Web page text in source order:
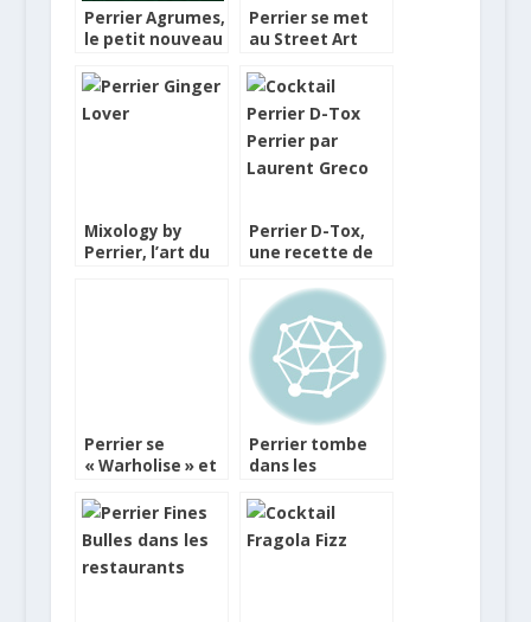
Perrier Agrumes,
le petit nouveau
« Aro »
Perrier se met
au Street Art
Mixology by
Perrier, l’art du
Perrier D-Tox,
une recette de
Mixology by
Perrier
Perrier se
« Warholise » et
pour ses 150 ans
Perrier tombe
dans les
vertes !